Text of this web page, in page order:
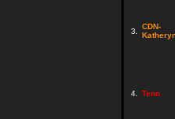
3.
CDN-
4. Teno